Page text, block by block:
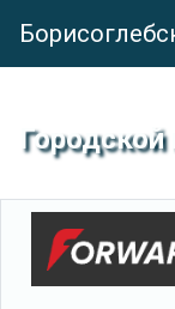
Городской